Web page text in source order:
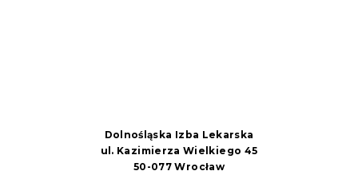
Dolnośląska Izba Lekarska
ul. Kazimierza Wielkiego 45
50-077 Wrocław